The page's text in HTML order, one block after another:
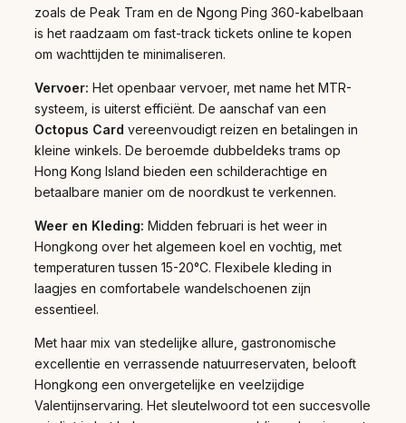
zoals de Peak Tram en de Ngong Ping 360-kabelbaan
is het raadzaam om fast-track tickets online te kopen
om wachttijden te minimaliseren.
Vervoer: Het openbaar vervoer, met name het MTR-
systeem, is uiterst efficiënt. De aanschaf van een
Octopus Card vereenvoudigt reizen en betalingen in
kleine winkels. De beroemde dubbeldeks trams op
Hong Kong Island bieden een schilderachtige en
betaalbare manier om de noordkust te verkennen.
Weer en Kleding: Midden februari is het weer in
Hongkong over het algemeen koel en vochtig, met
temperaturen tussen 15-20°C. Flexibele kleding in
laagjes en comfortabele wandelschoenen zijn
essentieel.
Met haar mix van stedelijke allure, gastronomische
excellentie en verrassende natuurreservaten, belooft
Hongkong een onvergetelijke en veelzijdige
Valentijnservaring. Het sleutelwoord tot een succesvolle